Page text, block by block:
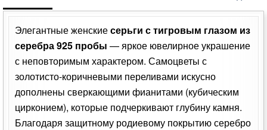
Элегантные женскиесерьги с тигровым глазом из
серебра 925 пробы — яркое ювелирное украшение
с неповторимым характером. Самоцветы с
золотисто-коричневыми переливами искусно
дополнены сверкающими фианитами (кубическим
цирконием), которые подчеркивают глубину камня.
Благодаря защитному родиевому покрытию серебро